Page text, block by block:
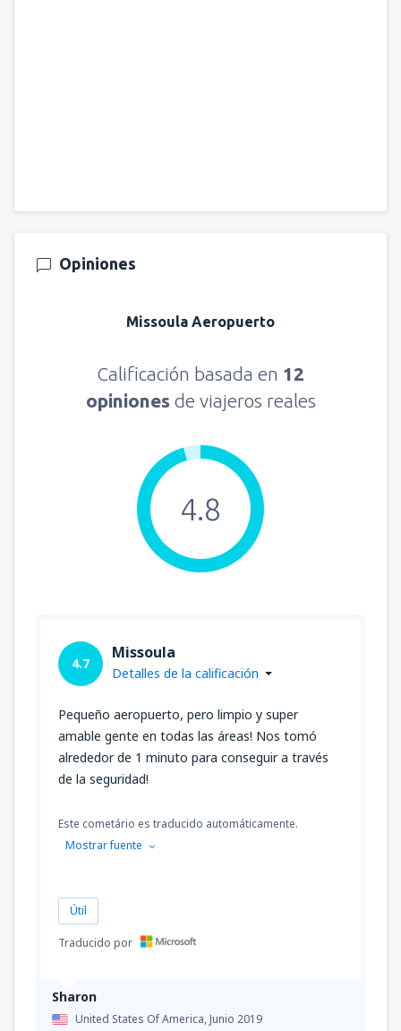
Opiniones
Missoula Aeropuerto
Calificación basada en 12
opiniones de viajeros reales
4.8
Sharon
United States Of America,Junio 2019
4.7
Missoula
Detalles de la calificación
Pequeño aeropuerto, pero limpio y super
amable gente en todas las áreas! Nos tomó
alrededor de 1 minuto para conseguir a través
de la seguridad!
Este cometário es traducido automáticamente.
Mostrar fuente
Útil
Traducido por